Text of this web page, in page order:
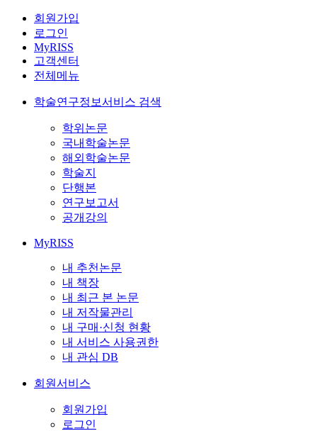
회원가입
로그인
MyRISS
고객센터
전체메뉴
학술연구정보서비스 검색
학위논문
국내학술논문
해외학술논문
학술지
단행본
연구보고서
공개강의
MyRISS
내 추천논문
내 책장
내 최근 본 논문
내 저작물관리
내 구매·신청 현황
내 서비스 사용권한
내 관심 DB
회원서비스
회원가입
로그인